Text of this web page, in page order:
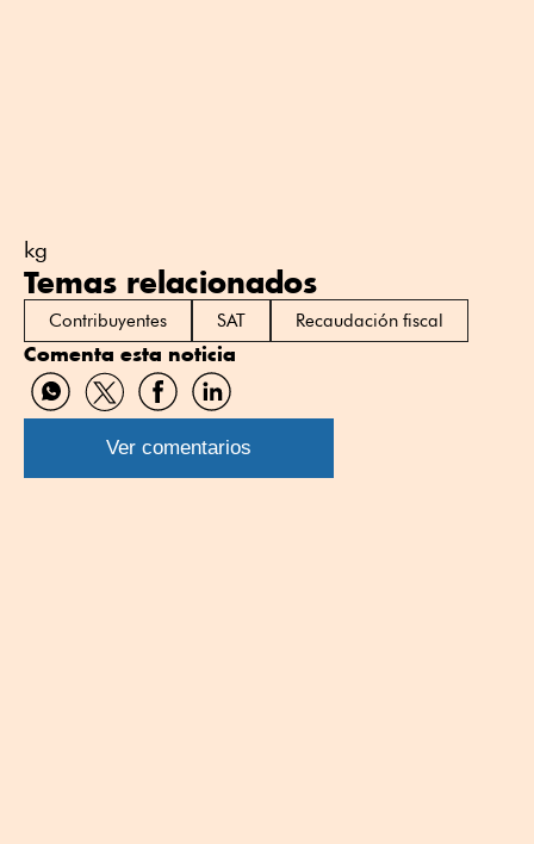
kg
Temas relacionados
Contribuyentes SAT Recaudación fiscal
Comenta esta noticia
Compartir
por
WhatsApp
Compartir
por
Twitter
Compartir
por
Facebook
Compartir
por
Linkedin
Ver comentarios